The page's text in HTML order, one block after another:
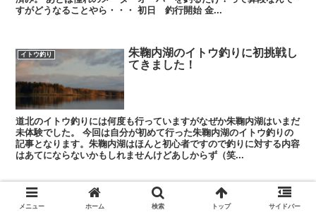
すがどうなることやら・・・ 初日 釣行開始 金...
イトウ釣り
朱鞠内湖のイトウ釣りに初挑戦し
てきました！
道北のイトウ釣りには何度も行っていますがなぜか朱鞠内湖はいまだ
未体験でした。 今回は自分が初めて行った朱鞠内湖のイトウ釣りの
記事となります。朱鞠内湖はほんと初心者ですので釣りに対する内容
はあてにならないかもしれませんけどあしからず（笑...
スポンサーリンク
メニュー ホーム 検索 トップ サイドバー